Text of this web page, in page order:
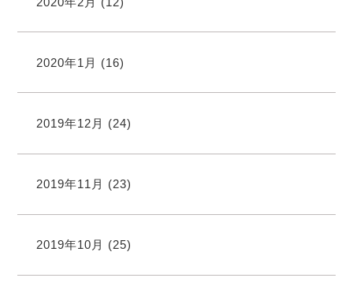
2020年1月 (16)
2019年12月 (24)
2019年11月 (23)
2019年10月 (25)